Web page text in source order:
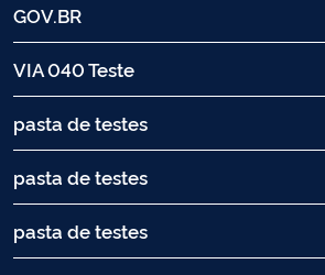
GOV.BR
VIA 040 Teste
pasta de testes
pasta de testes
pasta de testes